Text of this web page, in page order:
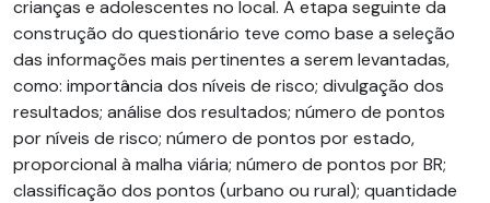
crianças e adolescentes no local. A etapa seguinte da
construção do questionário teve como base a seleção
das informações mais pertinentes a serem levantadas,
como: importância dos níveis de risco; divulgação dos
resultados; análise dos resultados; número de pontos
por níveis de risco; número de pontos por estado,
proporcional à malha viária; número de pontos por BR;
classificação dos pontos (urbano ou rural); quantidade